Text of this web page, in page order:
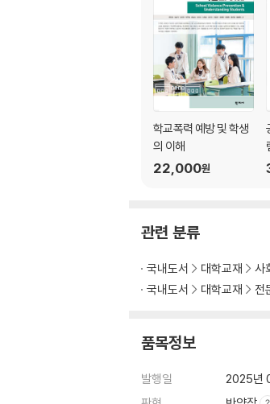
1) 신체적, 물리적 폭력
2) 언어적 폭력
3) 관계적 폭력
4) 유형별 비율 및 변화
제3장 학교폭력 관련 이론
1. 분석적·성격적 접근
1) 정신역동이론
1) 자기통제이론
2) 합리적 선택이론
3) 정보처리이론
3. 행동주의적 접근
2) 사회학습이론
1) 일반긴장이론
2) 폭력하위문화이론
학교폭력 예방 및 학생
의 이해
22,000원
관련 분류
국내도서 대학교재 사
국내도서
대학교재 전
품목정보
발행일
2025년